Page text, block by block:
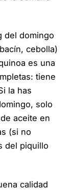
del domingo
cebolla)
es una
tiene
la has
solo
aceite en
(si no
del piquillo
calidad